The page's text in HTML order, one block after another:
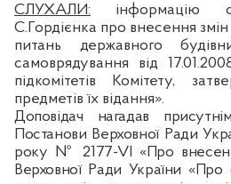
СЛУХАЛИ:
інформацію
С.Гордієнка про внесення
питань державного
самоврядування від
підкомітетів Комітету,
предметів їх відання».
Доповідач нагадав
Постанови Верховної Ради
року № 2177-VI «Про
Верховної Ради України «Про